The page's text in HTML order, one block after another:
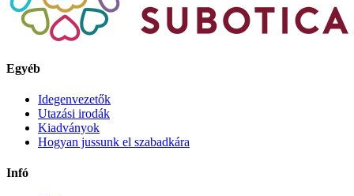
Egyéb
Idegenvezetők
Utazási irodák
Kiadványok
Hogyan jussunk el szabadkára
Infó